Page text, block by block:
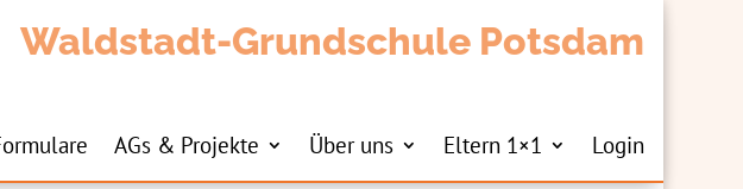
Waldstadt-Grundschule Potsdam
AGs & Projekte Über uns Eltern 1×1 Login